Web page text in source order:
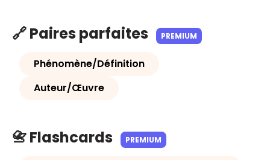
🔗 Paires parfaites PREMIUM
Phénomène/Définition
Auteur/Œuvre
📇 Flashcards PREMIUM